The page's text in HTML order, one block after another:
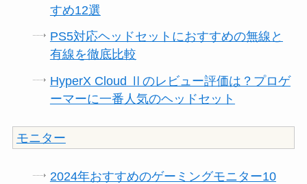
すめ12選
PS5対応ヘッドセットにおすすめの無線と
有線を徹底比較
HyperX Cloud Ⅱのレビュー評価は？プロゲ
ーマーに一番人気のヘッドセット
モニター
2024年おすすめのゲーミングモニター10